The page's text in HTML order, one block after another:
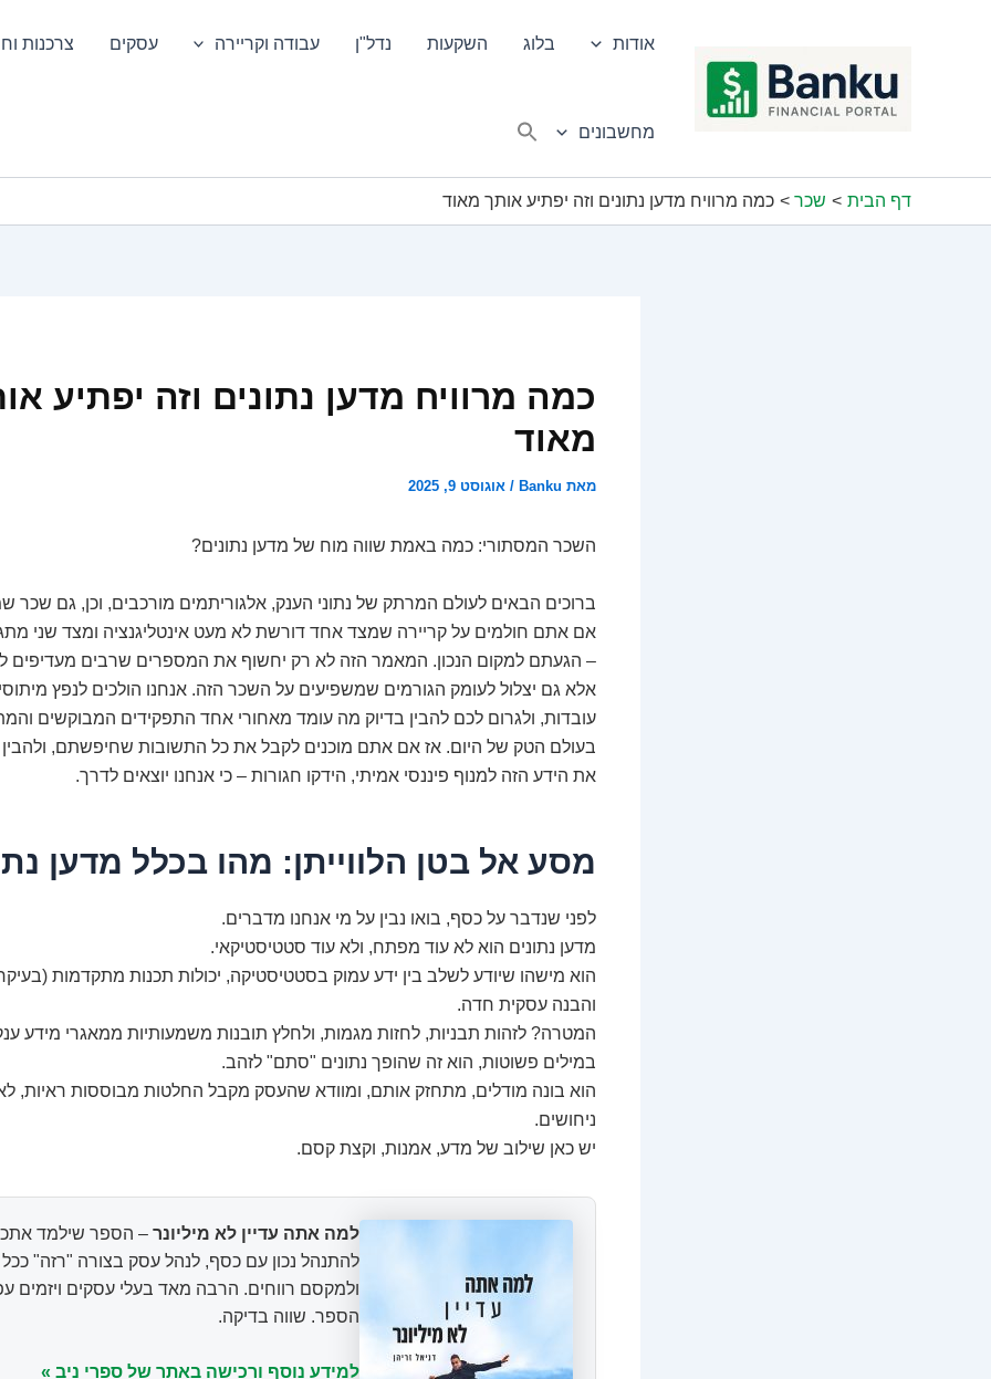
אודות בלוג השקעות נדל"ן עבודה וקריירה עסקים צרכנות
מחשבונים
דף הבית שכר כמה מרוויח מדען נתונים וזה יפתיע אותך מאוד
כמה מרוויח מדען נתונים וזה יפתיע
מאוד
מאת Banku
/ אוגוסט 9, 2025
השכר המסתורי: כמה באמת שווה מוח של מדען נתונים?
ברוכים הבאים לעולם המרתק של נתוני הענק, אלגוריתמים מורכבים, וכן, גם שכר
אם אתם חולמים על קריירה שמצד אחד דורשת לא מעט אינטליגנציה ומצד שני
– הגעתם למקום הנכון. המאמר הזה לא רק יחשוף את המספרים שרבים מעדיפים
אלא גם יצלול לעומק הגורמים שמשפיעים על השכר הזה. אנחנו הולכים לנפץ
עובדות, ולגרום לכם להבין בדיוק מה עומד מאחורי אחד התפקידים המבוקשים
בעולם הטק של היום. אז אם אתם מוכנים לקבל את כל התשובות שחיפשתם, ולהבין
את הידע הזה למנוף פיננסי אמיתי, הידקו חגורות – כי אנחנו יוצאים לדרך.
מסע אל בטן הלווייתן: מהו בכלל מדען
לפני שנדבר על כסף, בואו נבין על מי אנחנו מדברים.
מדען נתונים הוא לא עוד מפתח, ולא עוד סטטיסטיקאי.
והבנה עסקית חדה.
המטרה? לזהות תבניות, לחזות מגמות, ולחלץ תובנות משמעותיות ממאגרי מידע
במילים פשוטות, הוא זה שהופך נתונים "סתם" לזהב.
הוא בונה מודלים, מתחזק אותם, ומוודא שהעסק מקבל החלטות מבוססות ראיות,
ניחושים.
יש כאן שילוב של מדע, אמנות, וקצת קסם.
למה אתה עדיין לא מיליונר – הספר שילמד
להתנהל נכון עם כסף, לנהל עסק בצורה "רזה"
ולמקסם רווחים. הרבה מאד בעלי עסקים ויזמים
הספר. שווה בדיקה.
למידע נוסף ורכישה באתר של ספרי ניב »